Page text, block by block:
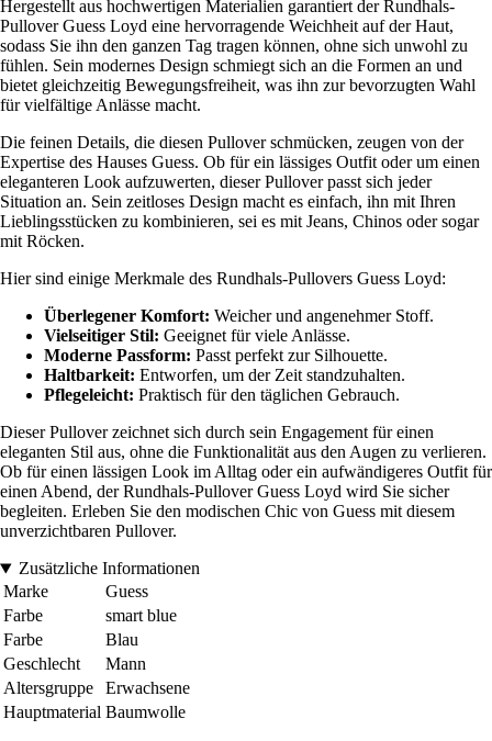
Hergestellt aus hochwertigen Materialien garantiert der Rundhals-
Pullover Guess Loyd eine hervorragende Weichheit auf der Haut,
sodass Sie ihn den ganzen Tag tragen können, ohne sich unwohl zu
fühlen. Sein modernes Design schmiegt sich an die Formen an und
bietet gleichzeitig Bewegungsfreiheit, was ihn zur bevorzugten Wahl
für vielfältige Anlässe macht.
Die feinen Details, die diesen Pullover schmücken, zeugen von der
Expertise des Hauses Guess. Ob für ein lässiges Outfit oder um einen
eleganteren Look aufzuwerten, dieser Pullover passt sich jeder
Situation an. Sein zeitloses Design macht es einfach, ihn mit Ihren
Lieblingsstücken zu kombinieren, sei es mit Jeans, Chinos oder sogar
mit Röcken.
Hier sind einige Merkmale des Rundhals-Pullovers Guess Loyd:
Überlegener Komfort: Weicher und angenehmer Stoff.
Vielseitiger Stil: Geeignet für viele Anlässe.
Moderne Passform: Passt perfekt zur Silhouette.
Haltbarkeit: Entworfen, um der Zeit standzuhalten.
Pflegeleicht: Praktisch für den täglichen Gebrauch.
Dieser Pullover zeichnet sich durch sein Engagement für einen
eleganten Stil aus, ohne die Funktionalität aus den Augen zu verlieren.
Ob für einen lässigen Look im Alltag oder ein aufwändigeres Outfit für
einen Abend, der Rundhals-Pullover Guess Loyd wird Sie sicher
begleiten. Erleben Sie den modischen Chic von Guess mit diesem
unverzichtbaren Pullover.
Zusätzliche Informationen
Marke
Guess
Farbe
smart blue
Farbe
Blau
Geschlecht
Mann
Altersgruppe
Erwachsene
Hauptmaterial Baumwolle